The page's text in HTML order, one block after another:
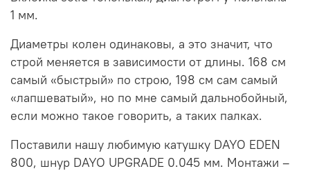
1 мм.
Диаметры колен одинаковы, а это значит, что
строй меняется в зависимости от длины. 168 см
самый «быстрый» по строю, 198 см сам самый
«лапшеватый», но по мне самый дальнобойный,
если можно такое говорить, а таких палках.
Поставили нашу любимую катушку DAYO EDEN
800, шнур DAYO UPGRADE 0.045 мм. Монтажи –